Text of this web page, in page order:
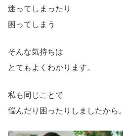
迷ってしまったり
困ってしまう
そんな気持ちは
とてもよくわかります。
私も同じことで
悩んだり困ったりしましたから。